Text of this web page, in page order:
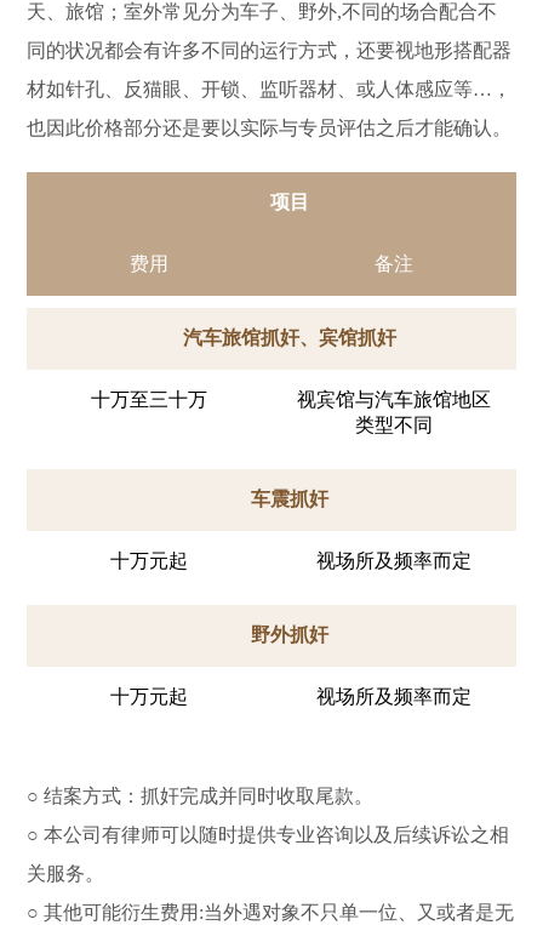
天、旅馆；室外常见分为车子、野外,不同的场合配合不
同的状况都会有许多不同的运行方式，还要视地形搭配器
材如针孔、反猫眼、开锁、监听器材、或人体感应等…，
也因此价格部分还是要以实际与专员评估之后才能确认。
项目
费用 备注
汽车旅馆抓奸、宾馆抓奸
十万至三十万
视宾馆与汽车旅馆地区
类型不同
车震抓奸
十万元起 视场所及频率而定
野外抓奸
十万元起 视场所及频率而定
○ 结案方式：抓奸完成并同时收取尾款。
○ 本公司有律师可以随时提供专业咨询以及后续诉讼之相
关服务。
○ 其他可能衍生费用:当外遇对象不只单一位、又或者是无